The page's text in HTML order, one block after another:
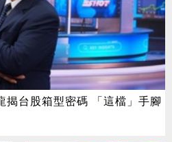
揭台股箱型密碼 「這檔」手腳